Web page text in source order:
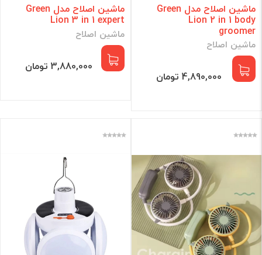
ماشین اصلاح مدل Green
Lion 2 in 1 body
groomer
ماشین اصلاح
4,890,000 تومان
ماشین اصلاح مدل Green
Lion 3 in 1 expert
ماشین اصلاح
3,880,000 تومان